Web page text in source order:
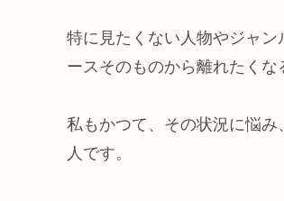
特に見たくない人物やジャ
ースそのものから離れたくな
私もかつて、その状況に悩
人です。